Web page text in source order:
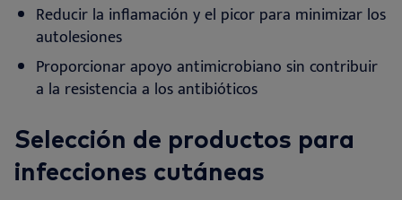
Reducir la inflamación y el picor para minimizar los
autolesiones
Proporcionar apoyo antimicrobiano sin contribuir
a la resistencia a los antibióticos
Selección de productos para
infecciones cutáneas